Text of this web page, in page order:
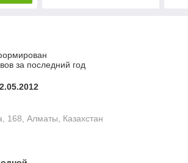
за последний год
168, Алматы, Казахстан